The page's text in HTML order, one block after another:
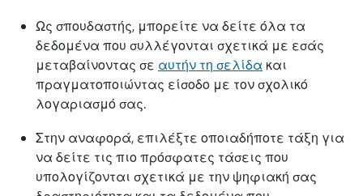
Ως σπουδαστής, μπορείτε να δείτε όλα τα
δεδομένα που συλλέγονται σχετικά με εσάς
μεταβαίνοντας σε αυτήν τη σελίδα και
πραγματοποιώντας είσοδο με τον σχολικό
λογαριασμό σας.
Στην αναφορά, επιλέξτε οποιαδήποτε τάξη για
να δείτε τις πιο πρόσφατες τάσεις που
υπολογίζονται σχετικά με την ψηφιακή σας